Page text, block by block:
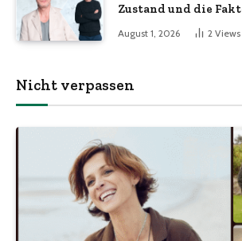
Zustand und die
August 1, 2026 2 Views
Nicht verpassen